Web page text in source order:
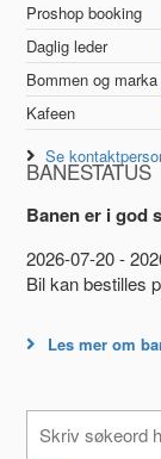
Proshop booking
Daglig leder
Bommen og marka
Kafeen
Se
BANESTATUS
Banen er i god
2026-07-20 -
Bil kan bestilles
Les mer om